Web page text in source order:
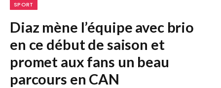
SPORT
Diaz mène l’équipe avec brio
en ce début de saison et
promet aux fans un beau
parcours en CAN